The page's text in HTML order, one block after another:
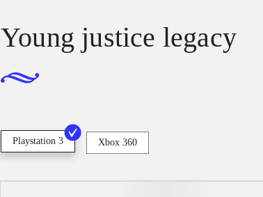
Young justice legacy
Playstation 3 Xbox 360